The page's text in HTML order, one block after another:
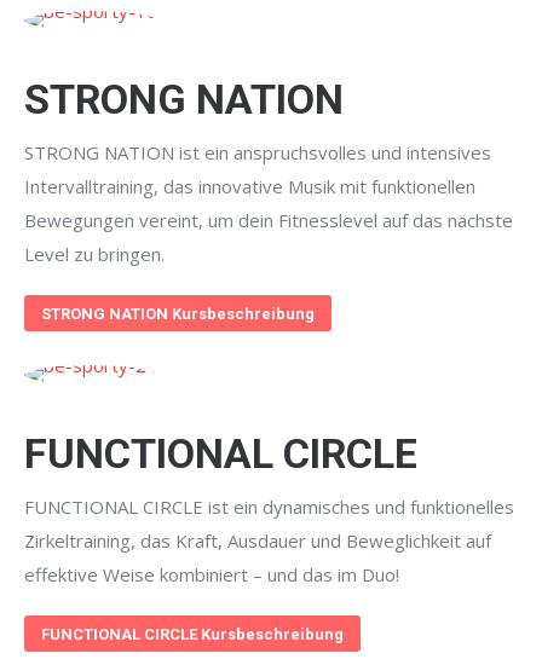
STRONG NATION
STRONG NATION ist ein anspruchsvolles und intensives
Intervalltraining, das innovative Musik mit funktionellen
Bewegungen vereint, um dein Fitnesslevel auf das nächste
Level zu bringen.
STRONG NATION Kursbeschreibung
FUNCTIONAL CIRCLE
FUNCTIONAL CIRCLE ist ein dynamisches und funktionelles
Zirkeltraining, das Kraft, Ausdauer und Beweglichkeit auf
effektive Weise kombiniert – und das im Duo!
FUNCTIONAL CIRCLE Kursbeschreibung